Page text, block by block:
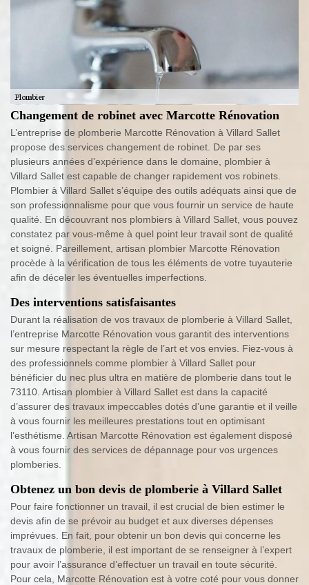
Changement de robinet avec Marcotte Rénovation
L’entreprise de plomberie Marcotte Rénovation à Villard Sallet
propose des services changement de robinet. De par ses
plusieurs années d’expérience dans le domaine, plombier à
Villard Sallet est capable de changer rapidement vos robinets.
Plombier à Villard Sallet s’équipe des outils adéquats ainsi que de
son professionnalisme pour que vous fournir un service de haute
qualité. En découvrant nos plombiers à Villard Sallet, vous pouvez
constatez par vous-même à quel point leur travail sont de qualité
et soigné. Pareillement, artisan plombier Marcotte Rénovation
procède à la vérification de tous les éléments de votre tuyauterie
afin de déceler les éventuelles imperfections.
Des interventions satisfaisantes
Durant la réalisation de vos travaux de plomberie à Villard Sallet,
l’entreprise Marcotte Rénovation vous garantit des interventions
sur mesure respectant la règle de l’art et vos envies. Fiez-vous à
des professionnels comme plombier à Villard Sallet pour
bénéficier du nec plus ultra en matière de plomberie dans tout le
73110. Artisan plombier à Villard Sallet est dans la capacité
d’assurer des travaux impeccables dotés d’une garantie et il veille
à vous fournir les meilleures prestations tout en optimisant
l’esthétisme. Artisan Marcotte Rénovation est également disposé
à vous fournir des services de dépannage pour vos urgences
plomberies.
Obtenez un bon devis de plomberie à Villard Sallet
Pour faire fonctionner un travail, il est crucial de bien estimer le
devis afin de se prévoir au budget et aux diverses dépenses
imprévues. En fait, pour obtenir un bon devis qui concerne les
travaux de plomberie, il est important de se renseigner à l’expert
pour avoir l’assurance d’effectuer un travail en toute sécurité.
Pour cela, Marcotte Rénovation est à votre coté pour vous donner